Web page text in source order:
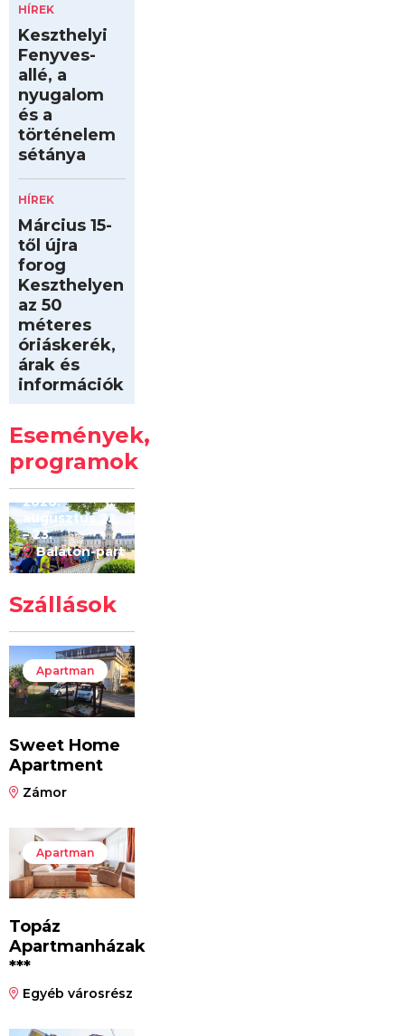
HÍREK
Keszthelyi
Fenyves-
allé, a
nyugalom
és a
történelem
sétánya
HÍREK
Március 15-
től újra
forog
Keszthelyen
az 50
méteres
óriáskerék,
árak és
információk
Események,
programok
Kilóméterek
2026
2026.
augusztus 22
– 23.
Balaton-part
Szállások
Apartman
Sweet Home
Apartment
Zámor
Apartman
Topáz
Apartmanházak
***
Egyéb városrész